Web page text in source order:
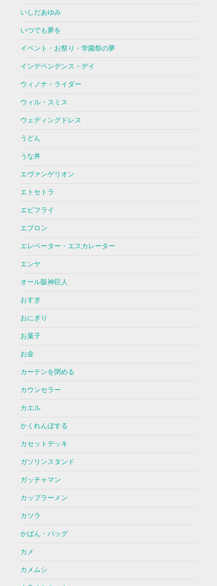
いしだあゆみ
いつでも夢を
イベント・お祭り・学園祭の夢
インデペンデンス・デイ
ウィノナ・ライダー
ウィル・スミス
ウェディングドレス
うどん
うな丼
エヴァンゲリオン
エトセトラ
エビフライ
エプロン
エレベーター・エスカレーター
エンヤ
オール阪神巨人
おすぎ
おにぎり
お菓子
お金
カーテンを閉める
カウンセラー
カエル
かくれんぼする
カセットデッキ
ガソリンスタンド
ガッチャマン
カップラーメン
カツラ
かばん・バッグ
カメ
カメムシ